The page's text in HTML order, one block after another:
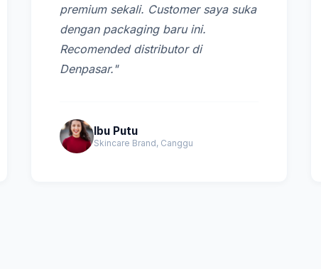
premium sekali. Customer saya suka
dengan packaging baru ini.
Recomended distributor di
Denpasar."
Ibu Putu
Skincare Brand, Canggu